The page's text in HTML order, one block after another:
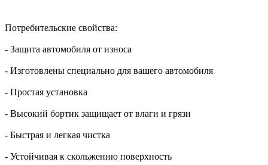
Потребительские свойства:
- Защита автомобиля от износа
- Изготовлены специально для вашего автомобиля
- Простая установка
- Высокий бортик защищает от влаги и грязи
- Быстрая и легкая чистка
- Устойчивая к скольжению поверхность